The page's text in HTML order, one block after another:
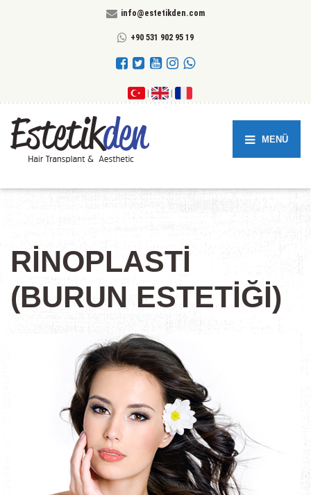
info@estetikden.com
+90 531 902 95 19
| |
MENÜ
RİNOPLASTİ
(BURUN ESTETİĞİ)